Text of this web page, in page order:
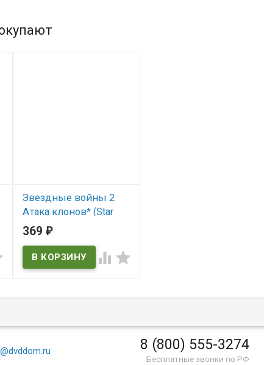
Звездные войны 2
Атака клонов* (Star
Wars: Episode II -
369₽
 
8 (800) 555-3274
Бесплатные звонки по РФ